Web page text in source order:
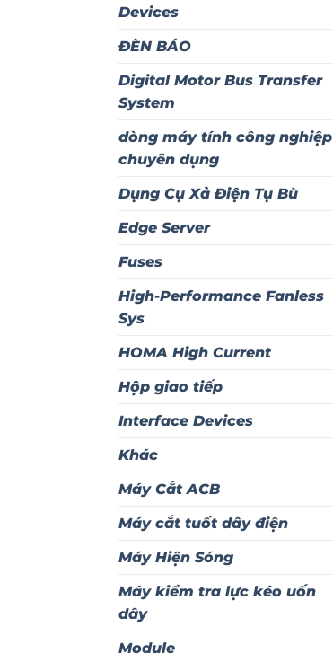
Devices
ĐÈN BÁO
Digital Motor Bus Transfer
System
dòng máy tính công nghiệp
chuyên dụng
Dụng Cụ Xả Điện Tụ Bù
Edge Server
Fuses
High-Performance Fanless
Sys
HOMA High Current
Hộp giao tiếp
Interface Devices
Khác
Máy Cắt ACB
Máy cắt tuốt dây điện
Máy Hiện Sóng
Máy kiểm tra lực kéo uốn
dây
Module